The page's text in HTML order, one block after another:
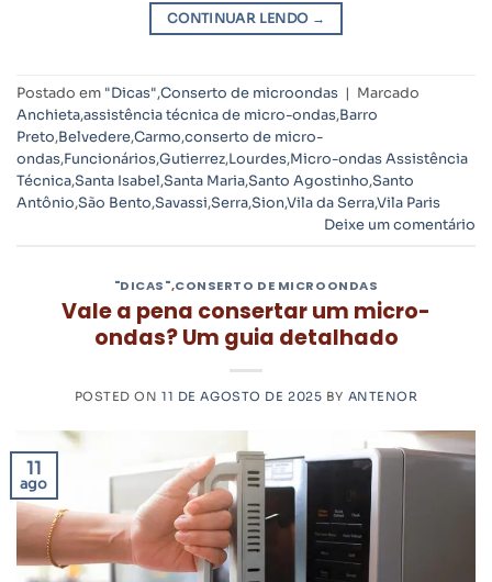
CONTINUAR LENDO →
Postado em "Dicas",Conserto de microondas | Marcado
Anchieta,assistência técnica de micro-ondas,Barro
Preto,Belvedere,Carmo,conserto de micro-
ondas,Funcionários,Gutierrez,Lourdes,Micro-ondas Assistência
Técnica,Santa Isabel,Santa Maria,Santo Agostinho,Santo
Antônio,São Bento,Savassi,Serra,Sion,Vila da Serra,Vila Paris
Deixe um comentário
"DICAS",CONSERTO DE MICROONDAS
Vale a pena consertar um micro-
ondas? Um guia detalhado
POSTED ON11 DE AGOSTO DE 2025 BY ANTENOR
11
ago